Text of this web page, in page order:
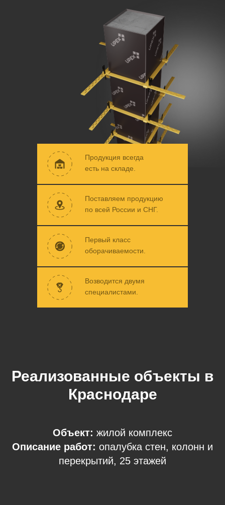
Поставляем продукцию
по всей России и СНГ.
Продукция всегда
есть на складе.
Первый класс
оборачиваемости.
Возводится двумя
специалистами.
Реализованные объекты в
Краснодаре
Объект: жилой комплекс
Описание работ: опалубка стен, колонн и
перекрытий, 25 этажей